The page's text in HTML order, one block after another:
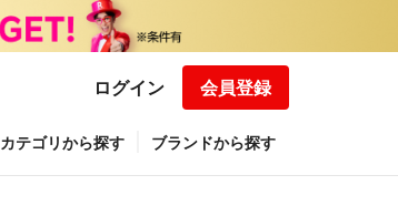
ログイン 会員登録
カテゴリから探す ブランドから探す